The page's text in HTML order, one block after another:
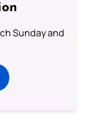
Sunday and